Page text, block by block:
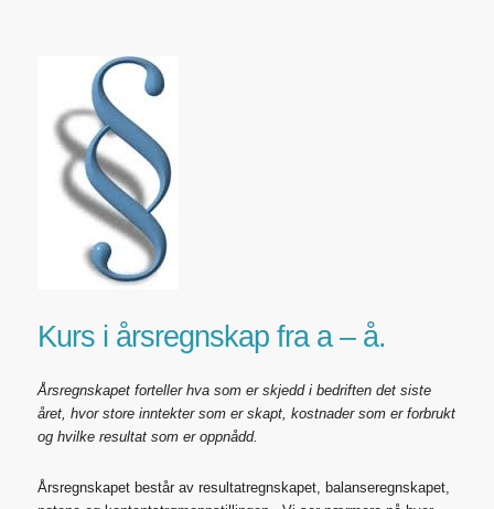
Kurs i årsregnskap fra a – å.
Årsregnskapet forteller hva som er skjedd i bedriften det siste
året, hvor store inntekter som er skapt, kostnader som er forbrukt
og hvilke resultat som er oppnådd.
Årsregnskapet består av resultatregnskapet, balanseregnskapet,